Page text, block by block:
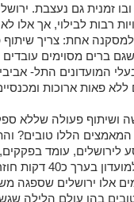
זמנית גם נעצבת.
רבות לבילוי, אך אלו
למסקנה אחת: צריך
ברים מסוימים
המועדונים התל-
פאות ארוכות
ושיתוף פעולה שללא
הללו טובים?
לירושלים, עומד
ומתעכב מחוץ
אלו ירושלים שספגה
בהן עולם הלילה